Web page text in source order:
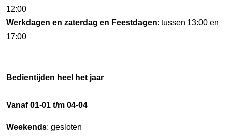
12:00
Werkdagen en zaterdag en Feestdagen: tussen 13:00 en
17:00
Bedientijden heel het jaar
Vanaf 01-01 t/m 04-04
Weekends: gesloten